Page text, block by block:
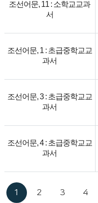
조선어문, 11 : 소학교교과
서
조선어문, 1 : 초급중학교교
과서
조선어문, 3 : 초급중학교교
과서
조선어문, 4 : 초급중학교교
과서
1 2 3 4